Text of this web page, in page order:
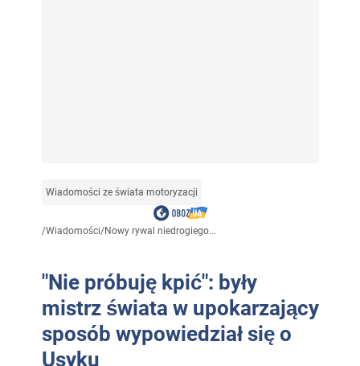
Wiadomości ze świata motoryzacji
/Wiadomości/Nowy rywal niedrogiego...
"Nie próbuję kpić": były
mistrz świata w upokarzający
sposób wypowiedział się o
Usyku